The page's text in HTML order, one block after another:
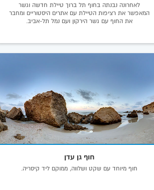
לאחרונה נבנתה בחוף תל ברוך טיילת חדשה וגשר
המאפשר את רציפות הטיילת עם אתרים היסטוריים ומחבר
את החוף עם גשר הירקון ועם נמל תל-אביב.
חוף גן עדן
חוף מיוחד עם שקט ושלווה, ממוקם ליד קיסריה.